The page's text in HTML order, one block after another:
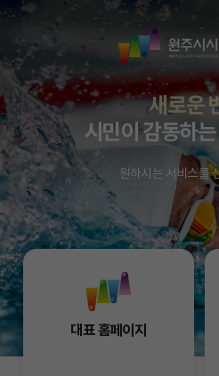
원
주
시
시
설
관
리
공
단
새로운
시민이 감동하
원하시는 서비스를
대표 홈페이지